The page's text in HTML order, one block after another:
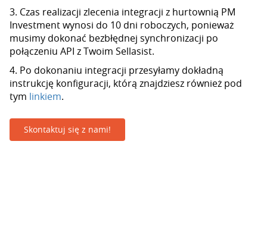
3. Czas realizacji zlecenia integracji z hurtownią PM
Investment wynosi do 10 dni roboczych, ponieważ
musimy dokonać bezbłędnej synchronizacji po
połączeniu API z Twoim Sellasist.
4. Po dokonaniu integracji przesyłamy dokładną
instrukcję konfiguracji, którą znajdziesz również pod
tym linkiem.
Skontaktuj się z nami!